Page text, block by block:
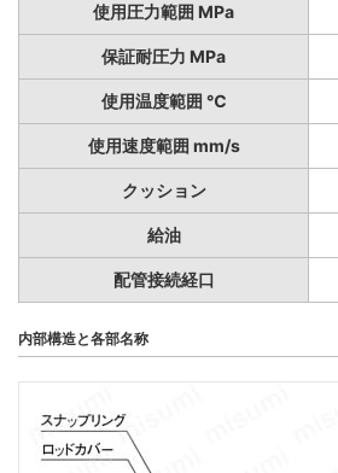
使用圧力範囲 MPa
保証耐圧力 MPa
使用温度範囲 ℃
使用速度範囲 mm/s
クッション
給油
配管接続経口
内部構造と各部名称